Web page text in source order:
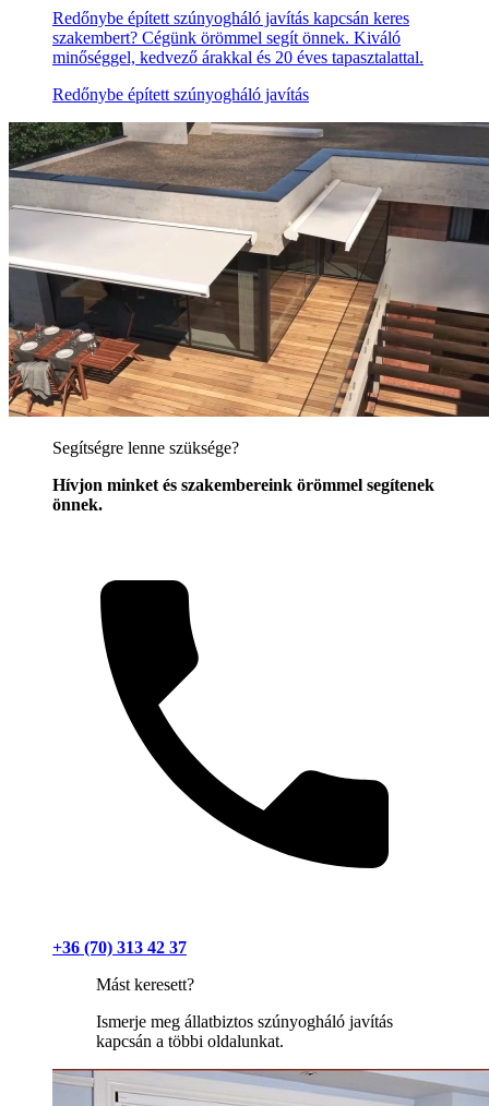
Redőnybe épített szúnyogháló javítás kapcsán keres
szakembert? Cégünk örömmel segít önnek. Kiváló
minőséggel, kedvező árakkal és 20 éves tapasztalattal.
Redőnybe épített szúnyogháló javítás
Segítségre lenne szüksége?
Hívjon minket és szakembereink örömmel segítenek
önnek.
+36 (70) 313 42 37
Mást keresett?
Ismerje meg állatbiztos szúnyogháló javítás
kapcsán a többi oldalunkat.